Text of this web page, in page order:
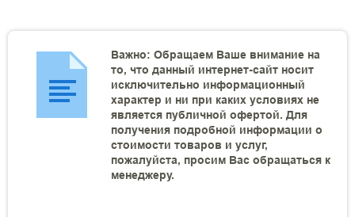
Важно: Обращаем Ваше внимание на
то, что данный интернет-сайт носит
исключительно информационный
характер и ни при каких условиях не
является публичной офертой. Для
получения подробной информации о
стоимости товаров и услуг,
пожалуйста, просим Вас обращаться к
менеджеру.